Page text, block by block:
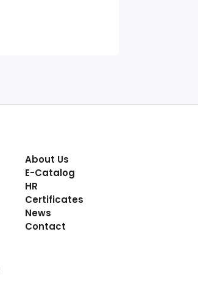
About Us
E-Catalog
HR
Certificates
News
Contact